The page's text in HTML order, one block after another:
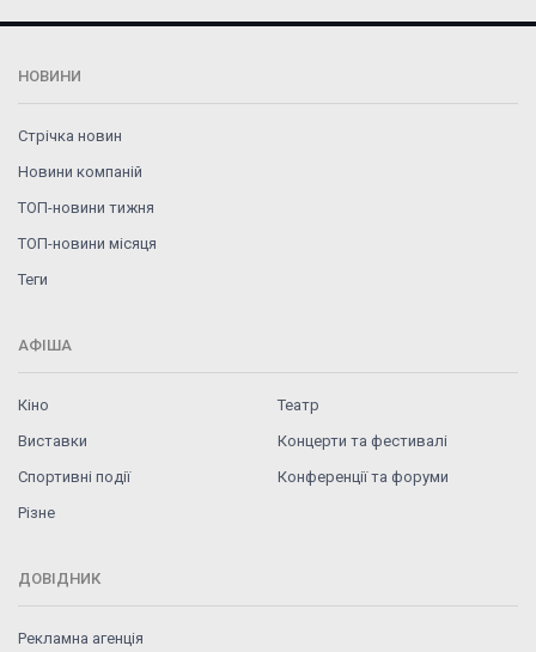
НОВИНИ
Стрічка новин
Новини компаній
ТОП-новини тижня
ТОП-новини місяця
Теги
АФІША
Кіно
Театр
Виставки
Концерти та фестивалі
Спортивні події
Конференції та форуми
Різне
ДОВІДНИК
Рекламна агенція